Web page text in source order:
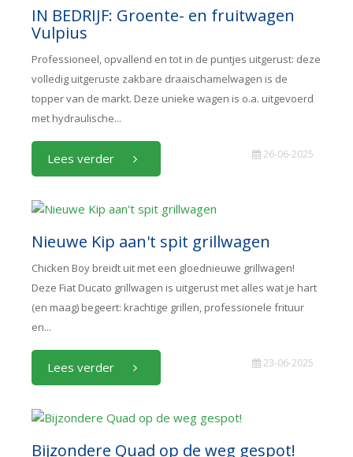
IN BEDRIJF: Groente- en fruitwagen
Vulpius
Professioneel, opvallend en tot in de puntjes uitgerust: deze
volledig uitgeruste zakbare draaischamelwagen is de
topper van de markt. Deze unieke wagen is o.a. uitgevoerd
met hydraulische...
Lees verder 26-06-2025
Nieuwe Kip aan't spit grillwagen
Chicken Boy breidt uit met een gloednieuwe grillwagen!
Deze Fiat Ducato grillwagen is uitgerust met alles wat je hart
(en maag) begeert: krachtige grillen, professionele frituur
en...
Lees verder 23-06-2025
Bijzondere Quad op de weg gespot!